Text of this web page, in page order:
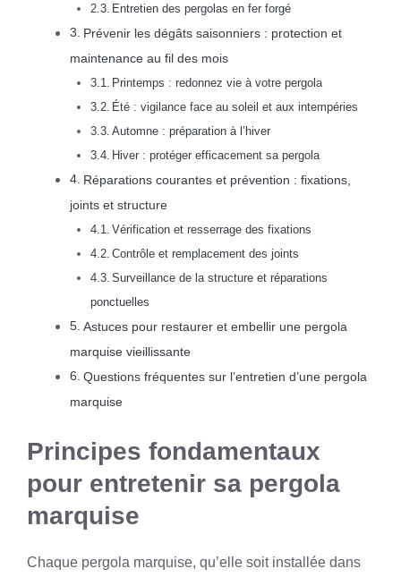
Entretien des pergolas en fer forgé
Prévenir les dégâts saisonniers : protection et
maintenance au fil des mois
Printemps : redonnez vie à votre pergola
Été : vigilance face au soleil et aux intempéries
Automne : préparation à l’hiver
Hiver : protéger efficacement sa pergola
Réparations courantes et prévention : fixations,
joints et structure
Vérification et resserrage des fixations
Contrôle et remplacement des joints
Surveillance de la structure et réparations
ponctuelles
Astuces pour restaurer et embellir une pergola
marquise vieillissante
Questions fréquentes sur l’entretien d’une pergola
marquise
Principes fondamentaux
pour entretenir sa pergola
marquise
Chaque pergola marquise, qu’elle soit installée dans